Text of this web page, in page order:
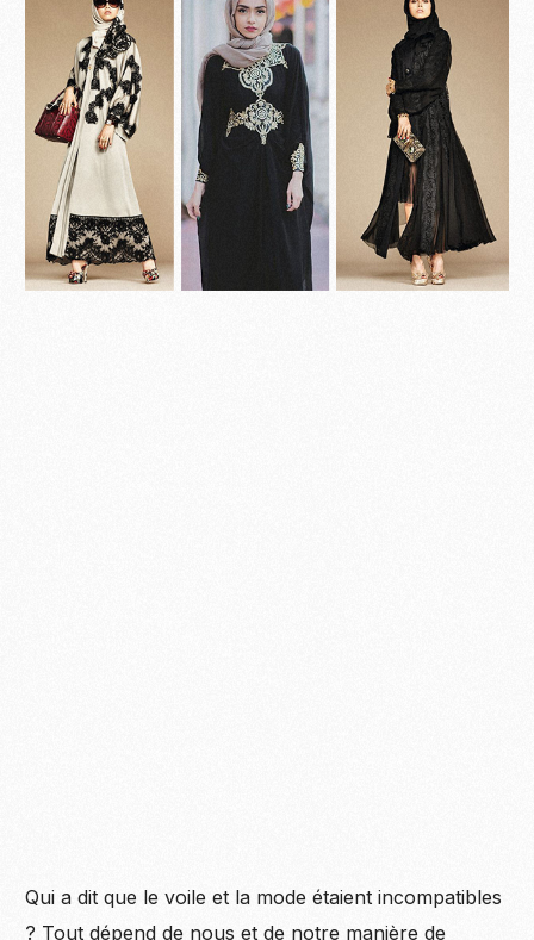
Qui a dit que le voile et la mode étaient incompatibles
? Tout dépend de nous et de notre manière de